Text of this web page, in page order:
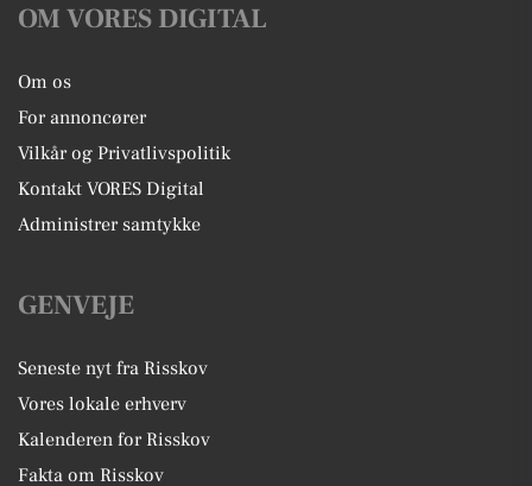
OM VORES DIGITAL
Om os
For annoncører
Vilkår og Privatlivspolitik
Kontakt VORES Digital
Administrer samtykke
GENVEJE
Seneste nyt fra Risskov
Vores lokale erhverv
Kalenderen for Risskov
Fakta om Risskov